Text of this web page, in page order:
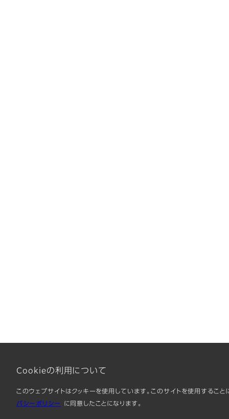
Cookieの利用について
このウェブサイトはクッキーを使用しています。このサイトを使用すること
バシーポリシー
に同意したことになります。